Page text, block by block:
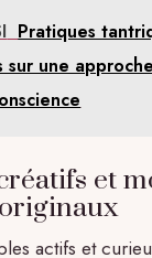
Pratiques
sur une
et
actifs et